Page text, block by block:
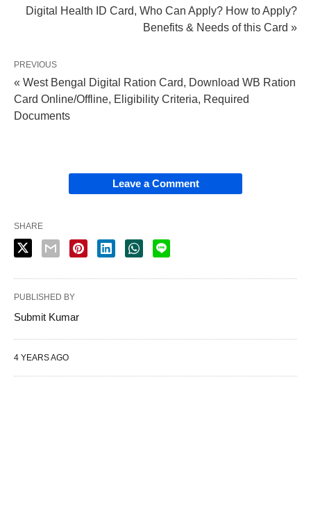
Digital Health ID Card, Who Can Apply? How to Apply?
Benefits & Needs of this Card »
PREVIOUS
« West Bengal Digital Ration Card, Download WB Ration
Card Online/Offline, Eligibility Criteria, Required
Documents
Leave a Comment
SHARE
PUBLISHED BY
Submit Kumar
4 YEARS AGO